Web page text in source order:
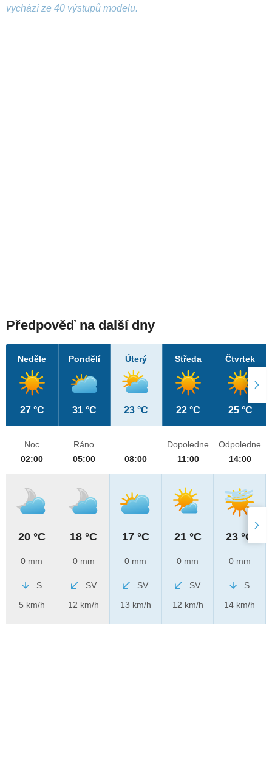
vychází ze 40 výstupů modelu.
Předpověď na další dny
Neděle
27 °C
Pondělí
31 °C
Úterý
23 °C
Středa
22 °C
Čtvrtek
25 °C
Noc
02:00
20 °C
0 mm
S
5 km/h
Ráno
05:00
18 °C
0 mm
SV
12 km/h
08:00
17 °C
0 mm
SV
13 km/h
Dopoledne
11:00
21 °C
0 mm
SV
12 km/h
Odpoledne
14:00
23 °C
0 mm
S
14 km/h